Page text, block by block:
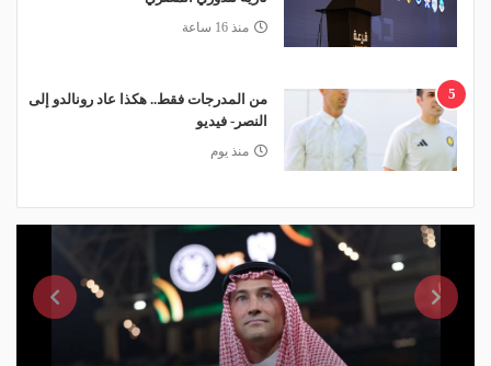
منذ 16 ساعة
5
من المدرجات فقط.. هكذا عاد رونالدو إلى
النصر- فيديو
منذ يوم